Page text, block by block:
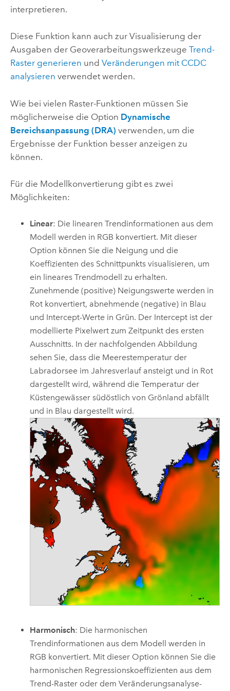
interpretieren.
Diese Funktion kann auch zur Visualisierung der
Ausgaben der Geoverarbeitungswerkzeuge Trend-
Raster generieren und Veränderungen mit CCDC
analysieren verwendet werden.
Wie bei vielen Raster-Funktionen müssen Sie
möglicherweise die Option Dynamische
Bereichsanpassung (DRA) verwenden, um die
Ergebnisse der Funktion besser anzeigen zu
können.
Für die Modellkonvertierung gibt es zwei
Möglichkeiten:
Linear: Die linearen Trendinformationen aus dem
Modell werden in RGB konvertiert. Mit dieser
Option können Sie die Neigung und die
Koeffizienten des Schnittpunkts visualisieren, um
ein lineares Trendmodell zu erhalten.
Zunehmende (positive) Neigungswerte werden in
Rot konvertiert, abnehmende (negative) in Blau
und Intercept-Werte in Grün. Der Intercept ist der
modellierte Pixelwert zum Zeitpunkt des ersten
Ausschnitts. In der nachfolgenden Abbildung
sehen Sie, dass die Meerestemperatur der
Labradorsee im Jahresverlauf ansteigt und in Rot
dargestellt wird, während die Temperatur der
Küstengewässer südöstlich von Grönland abfällt
und in Blau dargestellt wird.
Harmonisch: Die harmonischen
Trendinformationen aus dem Modell werden in
RGB konvertiert. Mit dieser Option können Sie die
harmonischen Regressionskoeffizienten aus dem
Trend-Raster oder dem Veränderungsanalyse-